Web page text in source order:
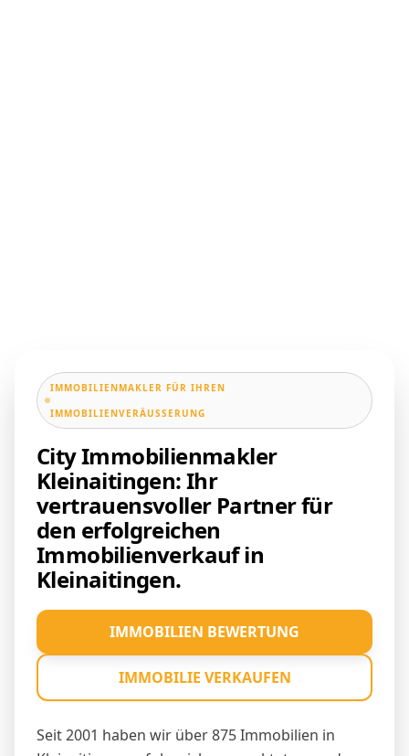
IMMOBILIENMAKLER FÜR IHREN
IMMOBILIENVERÄUSSERUNG
City Immobilienmakler
Kleinaitingen: Ihr
vertrauensvoller Partner für
den erfolgreichen
Immobilienverkauf in
Kleinaitingen.
Seit 2001 haben wir über 875 Immobilien in
IMMOBILIEN BEWERTUNG
IMMOBILIE VERKAUFEN